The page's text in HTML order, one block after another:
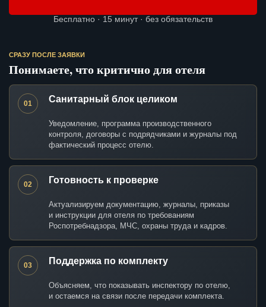
Бесплатно · 15 минут · без обязательств
СРАЗУ ПОСЛЕ ЗАЯВКИ
Понимаете, что критично для отеля
01 Санитарный блок целиком
Уведомление, программа производственного
контроля, договоры с подрядчиками и журналы под
фактический процесс отелю.
02 Готовность к проверке
Актуализируем документацию, журналы, приказы
и инструкции для отеля по требованиям
Роспотребнадзора, МЧС, охраны труда и кадров.
03 Поддержка по комплекту
Объясняем, что показывать инспектору по отелю,
и остаемся на связи после передачи комплекта.